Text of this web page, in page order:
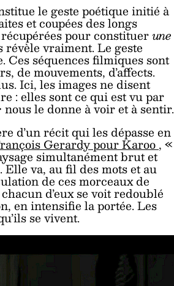
le geste poétique initié à
et coupées des longs
pour constituerune
vraiment. Le geste
Ces séquences filmiques sont
de mouvements, d’affects.
Ici, les images ne disent
: elles sont ce qui est vu par
le donne à voir et à sentir.
d’un récit qui les dépasse en
Gerardy pour Karoo, «
simultanément brut et
va, au fil des mots et au
de ces morceaux de
d’eux se voit redoublé
en intensifie la portée. Les
se vivent.